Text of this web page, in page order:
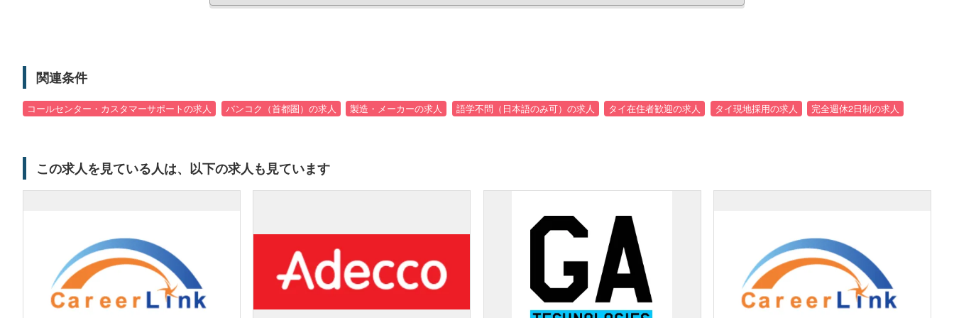
関連条件
コールセンター・カスタマーサポートの求人 バンコク（首都圏）の求人 製造・メーカーの求人 語学不問（日本語のみ可）の求人 タイ在住者歓迎の求人 タイ現地採用の求人 完全週休2日制の求人
この求人を見ている人は、以下の求人も見ています